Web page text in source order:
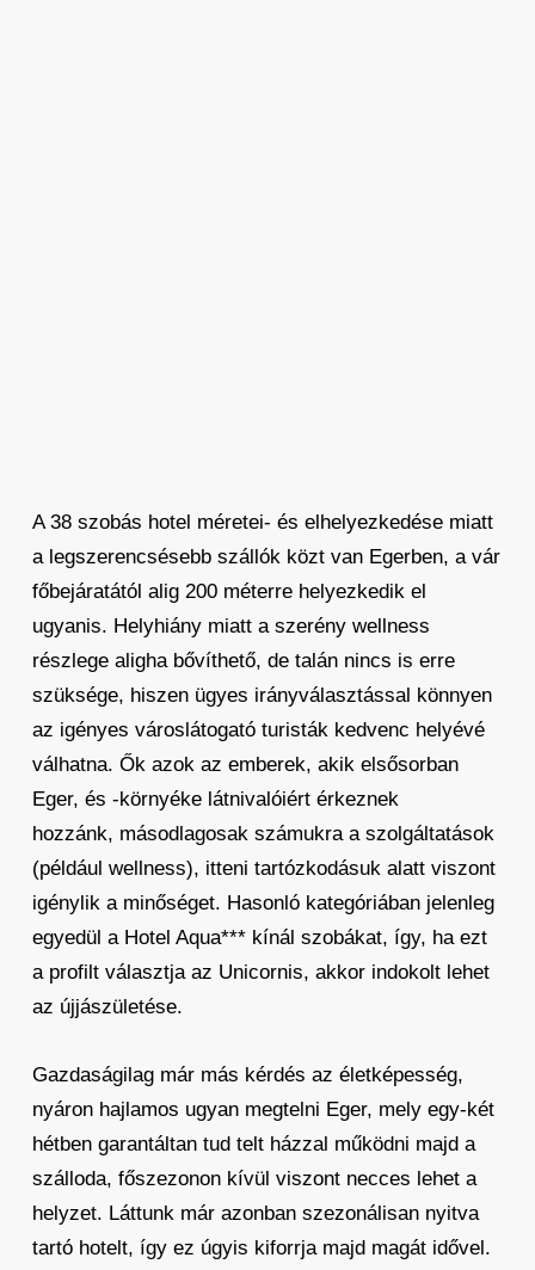
A 38 szobás hotel méretei- és elhelyezkedése miatt
a legszerencsésebb szállók közt van Egerben, a vár
főbejáratától alig 200 méterre helyezkedik el
ugyanis. Helyhiány miatt a szerény wellness
részlege aligha bővíthető, de talán nincs is erre
szüksége, hiszen ügyes irányválasztással könnyen
az igényes városlátogató turisták kedvenc helyévé
válhatna. Ők azok az emberek, akik elsősorban
Eger, és -környéke látnivalóiért érkeznek
hozzánk, másodlagosak számukra a szolgáltatások
(például wellness), itteni tartózkodásuk alatt viszont
igénylik a minőséget. Hasonló kategóriában jelenleg
egyedül a Hotel Aqua*** kínál szobákat, így, ha ezt
a profilt választja az Unicornis, akkor indokolt lehet
az újjászületése.
Gazdaságilag már más kérdés az életképesség,
nyáron hajlamos ugyan megtelni Eger, mely egy-két
hétben garantáltan tud telt házzal működni majd a
szálloda, főszezonon kívül viszont necces lehet a
helyzet. Láttunk már azonban szezonálisan nyitva
tartó hotelt, így ez úgyis kiforrja majd magát idővel.